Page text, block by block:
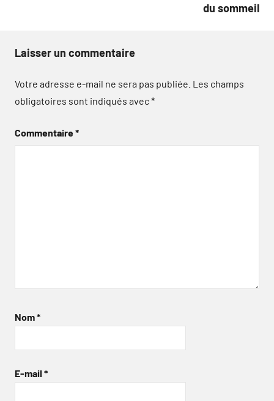
du sommeil
Laisser un commentaire
Votre adresse e-mail ne sera pas publiée. Les champs
obligatoires sont indiqués avec*
Commentaire*
Nom*
E-mail *